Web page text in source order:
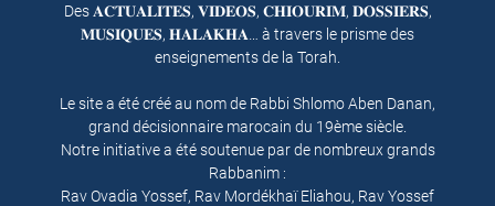
Des 𝐀𝐂𝐓𝐔𝐀𝐋𝐈𝐓𝐄𝐒, 𝐕𝐈𝐃𝐄𝐎𝐒, 𝐂𝐇𝐈𝐎𝐔𝐑𝐈𝐌, 𝐃𝐎𝐒𝐒𝐈𝐄𝐑𝐒,
𝐌𝐔𝐒𝐈𝐐𝐔𝐄𝐒, 𝐇𝐀𝐋𝐀𝐊𝐇𝐀… à travers le prisme des
enseignements de la Torah.
Le site a été créé au nom de Rabbi Shlomo Aben Danan,
grand décisionnaire marocain du 19ème siècle.
Notre initiative a été soutenue par de nombreux grands
Rabbanim :
Rav Ovadia Yossef, Rav Mordékhaï Eliahou, Rav Yossef